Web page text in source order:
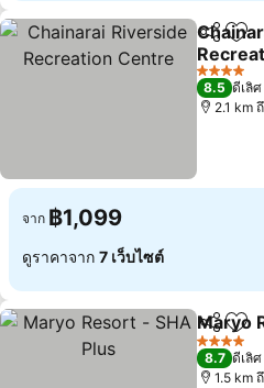
แชร์ เพิ่
ดูราคา
4 ดาว
8.5 ดีเลิศ
2.1 km
จาก ฿1,099
ดูราคาจาก 7 เว็บไซต์
แชร์ เพิ่
Maryo
4 ดาว
8.7 ดีเลิศ
1.5 km